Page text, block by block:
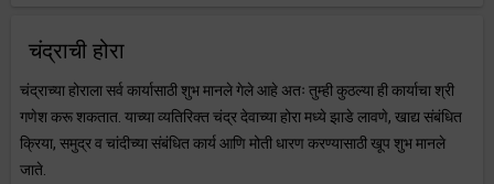
चंद्राची होरा
चंद्राच्या होराला सर्व कार्यासाठी शुभ मानले गेले आहे अतः तुम्ही कुठल्या ही कार्याचा श्री
गणेश करू शकतात. याच्या व्यतिरिक्त चंद्र देवाच्या होरा मध्ये झाडे लावणे, खाद्य संबंधित
क्रिया, समुद्र व चांदीच्या संबंधित कार्य आणि मोती धारण करण्यासाठी खूप शुभ मानले
जाते.